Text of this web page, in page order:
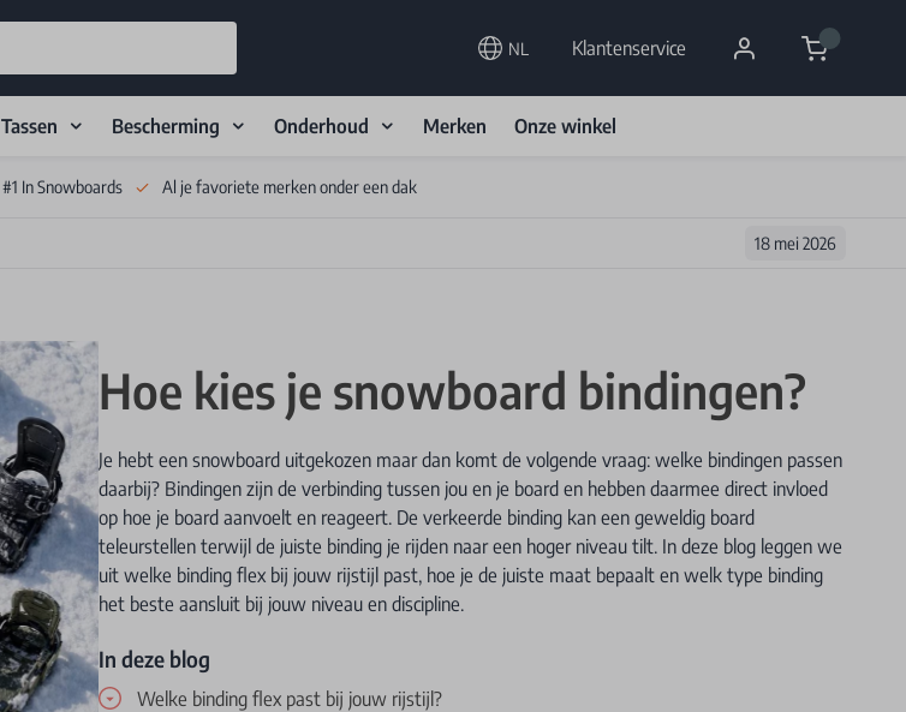
NL Klantenservice Cart
Tassen Bescherming Onderhoud Merken Onze winkel
#1 In Snowboards Al je favoriete merken onder een dak
18 mei 2026
Hoe kies je snowboard bindingen?
Je hebt een snowboard uitgekozen maar dan komt de volgende vraag: welke bindingen passen
daarbij? Bindingen zijn de verbinding tussen jou en je board en hebben daarmee direct invloed
op hoe je board aanvoelt en reageert. De verkeerde binding kan een geweldig board
teleurstellen terwijl de juiste binding je rijden naar een hoger niveau tilt. In deze blog leggen we
uit welke binding flex bij jouw rijstijl past, hoe je de juiste maat bepaalt en welk type binding
het beste aansluit bij jouw niveau en discipline.
In deze blog
Welke binding flex past bij jouw rijstijl?